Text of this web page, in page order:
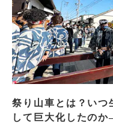
祭り山車とは？いつ
して巨大化したの